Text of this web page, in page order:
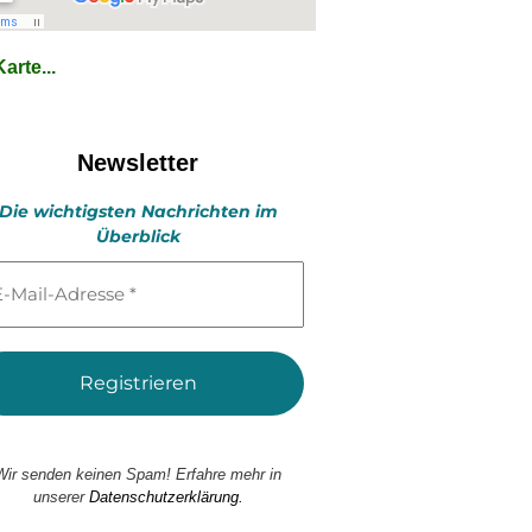
Newsletter
Die wichtigsten Nachrichten im
Überblick
senden keinen Spam! Erfahre mehr in
unserer Datenschutzerklärung.